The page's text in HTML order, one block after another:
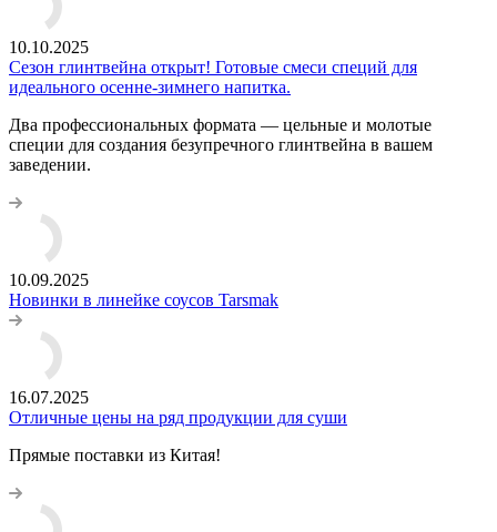
10.10.2025
Сезон глинтвейна открыт! Готовые смеси специй для
идеального осенне-зимнего напитка.
Два профессиональных формата — цельные и молотые
специи для создания безупречного глинтвейна в вашем
заведении.
10.09.2025
Новинки в линейке соусов Tarsmak
16.07.2025
Отличные цены на ряд продукции для суши
Прямые поставки из Китая!